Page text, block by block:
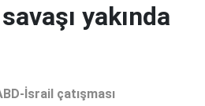
yakında
İsrail çatışması